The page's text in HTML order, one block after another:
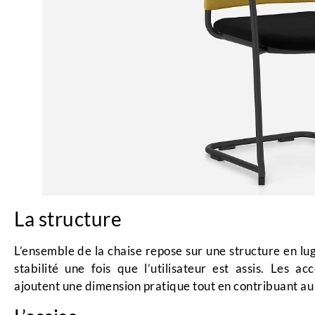
La structure
L’ensemble de la chaise repose sur une structure en
stabilité une fois que l’utilisateur est assis. Les
ajoutent une dimension pratique tout en contribuant